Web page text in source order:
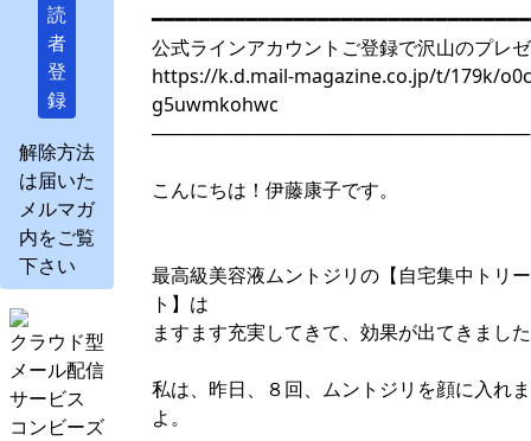
読
者
登
録
解除方法
は届いた
メルマガ
内をご覧
下さい
クラウド型
メール配信
サービス
コンビーズ
公式ラインアカウントご登録で沢山のプレ
https://k.d.mail-magazine.co.jp/t/179k/
g5uwmkohwc
─────────────────────────────
こんにちは！伊藤康子です。
最高級美容液ムントジリの【自宅集中トリ
ト】は
ますます充実してきて、効果が出てきまし
私は、昨日、８回、ムントジリを顔に入れ
よ。